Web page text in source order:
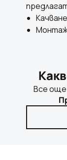
Монтаж
Все